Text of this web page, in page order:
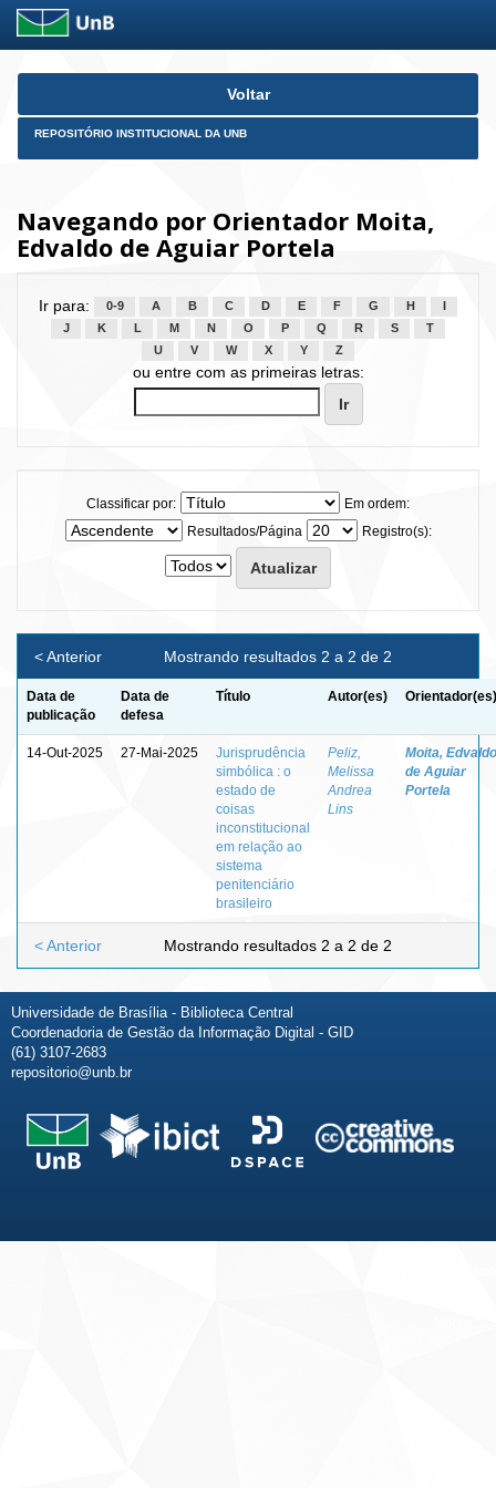
Skip
Voltar
REPOSITÓRIO INSTITUCIONAL DA UNB
Navegando por Orientador Moita,
Edvaldo de Aguiar Portela
Ir para: 0-9 A B C D E F G H
J
K L M N O P Q R S
T
U
V W X Y Z
ou entre com as primeiras letras:
Classificar por:
Em ordem:
Resultados/Página
Registro(s):
Mostrando resultados 2 a 2 de 2
< Anterior
Data de
publicação
Data de
defesa
Título Autor(es) Orientador(es)
14-Out-2025 27-Mai-2025
Jurisprudência
simbólica : o
estado de
coisas
inconstitucional
em relação ao
sistema
penitenciário
brasileiro
Peliz,
Melissa
Andrea
Lins
Moita, Edvaldo
de Aguiar
Portela
Mostrando resultados 2 a 2 de 2
< Anterior
Universidade de Brasília - Biblioteca Central
Coordenadoria de Gestão da Informação Digital - GID
(61) 3107-2683
repositorio@unb.br